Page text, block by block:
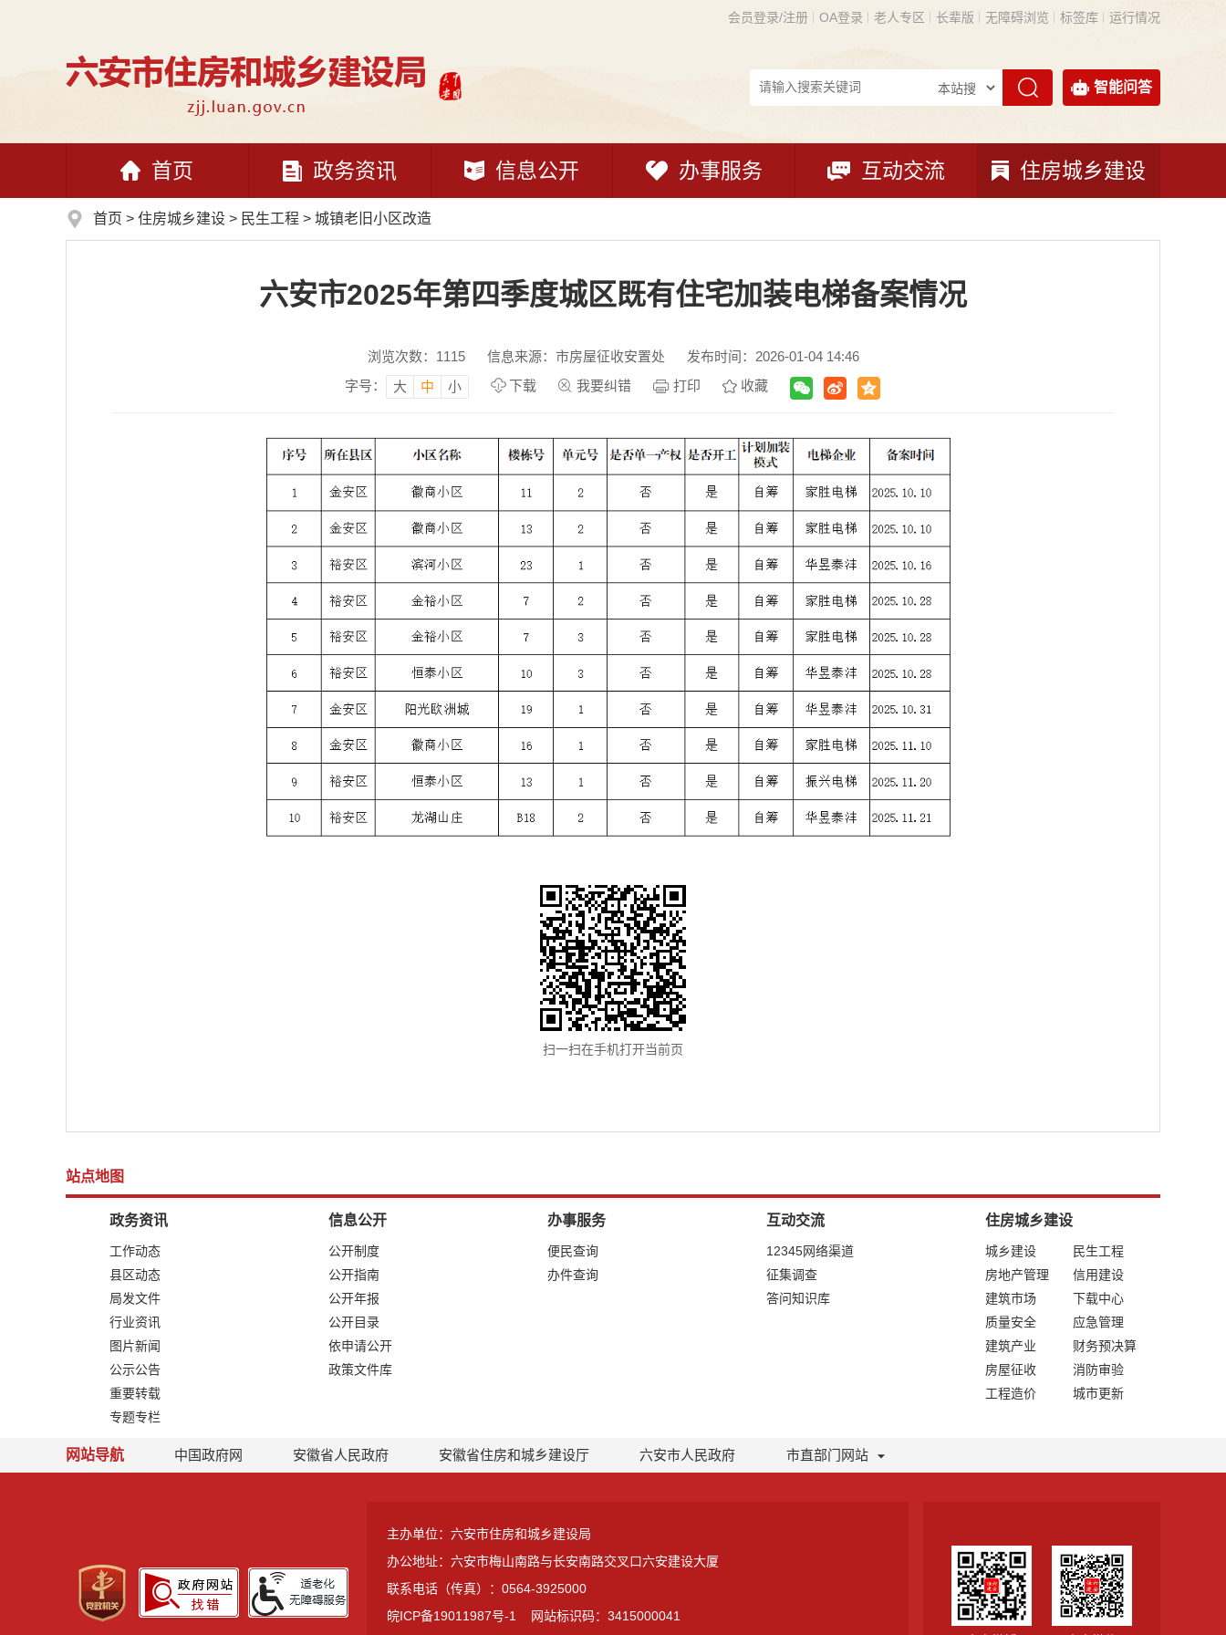
会员登录/注册 OA登录 老人专区 长辈版 无障碍浏览 标签库 运行情况
智能问答
首页 政务资讯 信息公开 办事服务 互动交流 住房城乡建设
首页 > 住房城乡建设 > 民生工程 > 城镇老旧小区改造
六安市2025年第四季度城区既有住宅加装电梯备案情况
浏览次数： 1115 信息来源：市房屋征收安置处
发布时间：2026-01-04 14:46
字号：
大 中 小 下载 我要纠错 打印 收藏
扫一扫在手机打开当前页
站点地图
政务资讯
工作动态
县区动态
局发文件
行业资讯
图片新闻
公示公告
重要转载
专题专栏
信息公开
公开制度
公开指南
公开年报
公开目录
依申请公开
政策文件库
办事服务
便民查询
办件查询
互动交流
12345网络渠道
征集调查
答问知识库
住房城乡建设
城乡建设
民生工程
房地产管理
信用建设
建筑市场
下载中心
质量安全
应急管理
建筑产业
财务预决算
房屋征收
消防审验
工程造价
城市更新
网站导航 中国政府网 安徽省人民政府 安徽省住房和城乡建设厅 六安市人民政府 市直部门网站
主办单位：六安市住房和城乡建设局
办公地址：六安市梅山南路与长安南路交叉口六安建设大厦
联系电话（传真）：0564-3925000
皖ICP备19011987号-1
网站标识码：3415000041